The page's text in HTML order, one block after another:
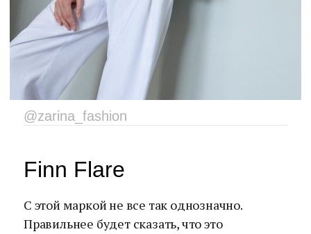
@zarina_fashion
Finn Flare
С этой маркой не все так однозначно.
Правильнее будет сказать, что это